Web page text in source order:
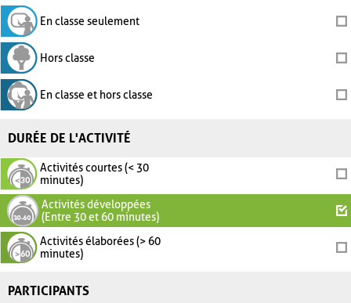
En classe seulement
Hors classe
En classe et hors classe
DURÉE DE L'ACTIVITÉ
Activités courtes (< 30
minutes)
Activités développées
(Entre 30 et 60 minutes)
Activités élaborées (> 60
minutes)
PARTICIPANTS